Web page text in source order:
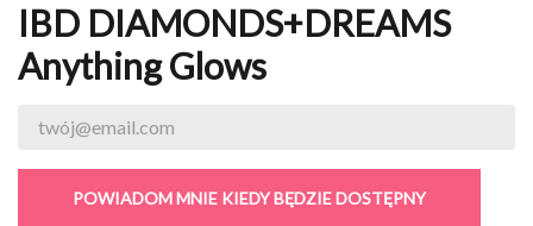
IBD DIAMONDS+DREAMS
Anything Glows
POWIADOM MNIE KIEDY BĘDZIE DOSTĘPNY